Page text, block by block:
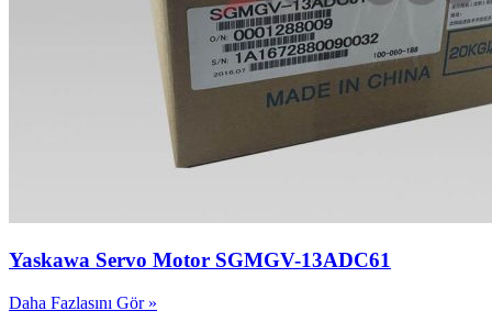
Yaskawa Servo Motor SGMGV-13ADC61
Daha Fazlasını Gör »